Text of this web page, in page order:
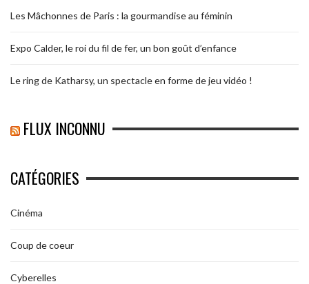
Les Mâchonnes de Paris : la gourmandise au féminin
Expo Calder, le roi du fil de fer, un bon goût d’enfance
Le ring de Katharsy, un spectacle en forme de jeu vidéo !
FLUX INCONNU
CATÉGORIES
Cinéma
Coup de coeur
Cyberelles